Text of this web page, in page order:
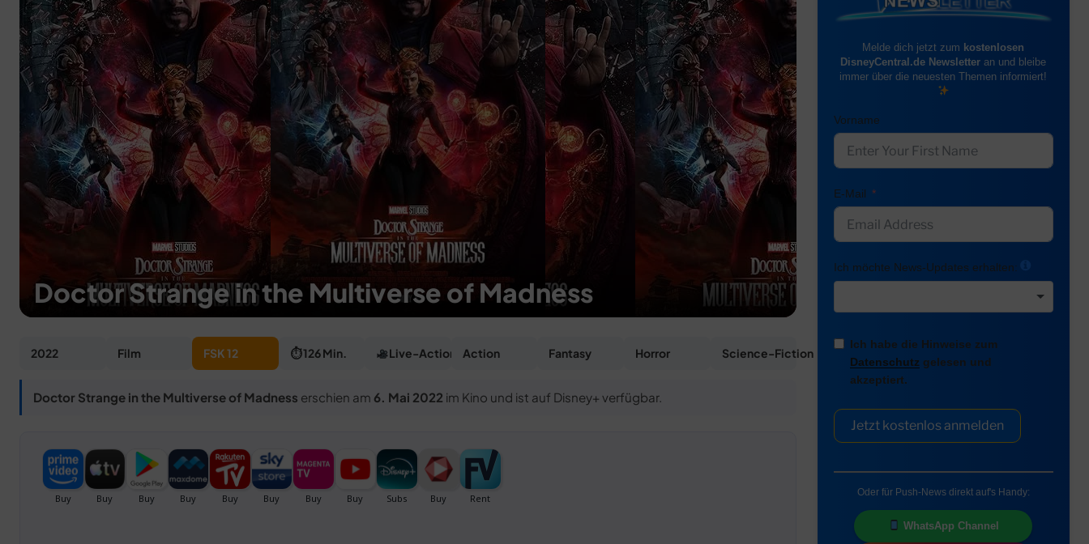
Doctor Strange in the Multiverse of Madness
2022 Film FSK 12 ⏱ 126 Min. Live-Action Action Fantasy Horror Science-Fiction
Doctor Strange in the Multiverse of Madness erschien am 6. Mai 2022 im Kino und ist auf Disney+ verfügbar.
Melde dich jetzt zum kostenlosen
DisneyCentral.de Newsletter an und bleibe
immer über die neuesten Themen informiert!
Vorname
E-Mail
Ich möchte News-Updates erhalten:
Ich habe die Hinweise zum
Datenschutz gelesen und
akzeptiert.
Jetzt kostenlos anmelden
Oder für Push-News direkt auf's Handy:
WhatsApp Channel